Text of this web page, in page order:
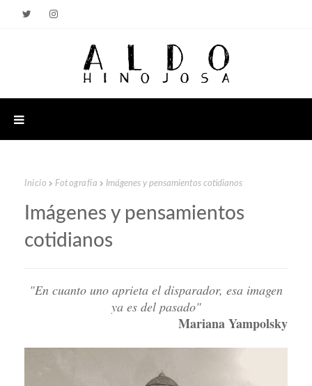
Inicio Fotografía Imágenes y pensamientos cotidianos
Imágenes y pensamientos
cotidianos
"En cuanto uno aprieta el disparador, esa imagen
ya es del pasado"
Mariana Yampolsky